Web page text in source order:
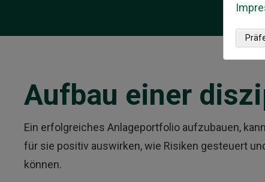
Aufbau einer
Ein erfolgreiches Anlageportfolio aufzubauen,
für sie positiv auswirken, wie Risiken gesteuert
können.